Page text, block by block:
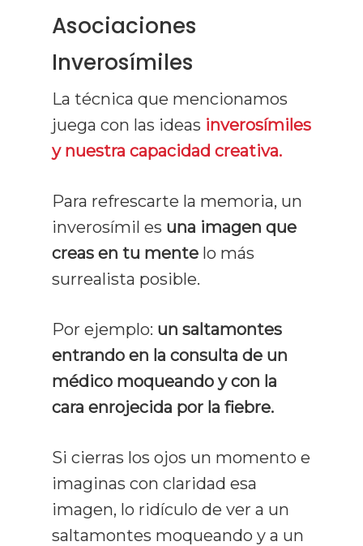
Asociaciones
Inverosímiles
La técnica que mencionamos
juega con las ideas inverosímiles
y nuestra capacidad creativa.
Para refrescarte la memoria, un
inverosímil es una imagen que
creas en tu mente lo más
surrealista posible.
Por ejemplo: un saltamontes
entrando en la consulta de un
médico moqueando y con la
cara enrojecida por la fiebre.
Si cierras los ojos un momento e
imaginas con claridad esa
imagen, lo ridículo de ver a un
saltamontes moqueando y a un